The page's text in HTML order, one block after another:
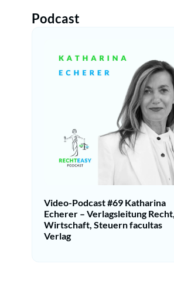
Podcast
Video-Podcast #69 Katharina
Echerer – Verlagsleitung Recht,
Wirtschaft, Steuern facultas
Verlag